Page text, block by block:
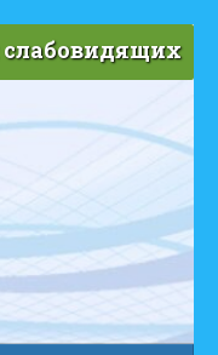
слабовидящих